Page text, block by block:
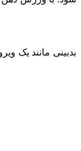
بدبینی مانند یک